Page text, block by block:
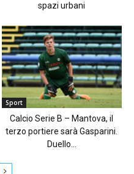
spazi urbani
Sport
Calcio Serie B – Mantova, il
terzo portiere sarà Gasparini.
Duello...